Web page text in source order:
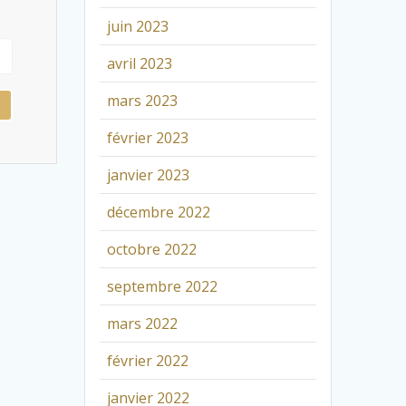
juin 2023
avril 2023
mars 2023
février 2023
janvier 2023
décembre 2022
octobre 2022
septembre 2022
mars 2022
février 2022
janvier 2022